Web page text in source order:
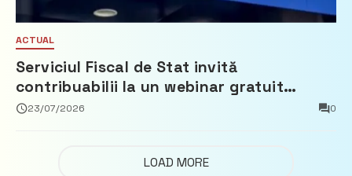
ACTUAL
Serviciul Fiscal de Stat invită
contribuabilii la un webinar gratuit
privind calculul impozitului pe bunurile
23/07/2026 0
LOAD MORE